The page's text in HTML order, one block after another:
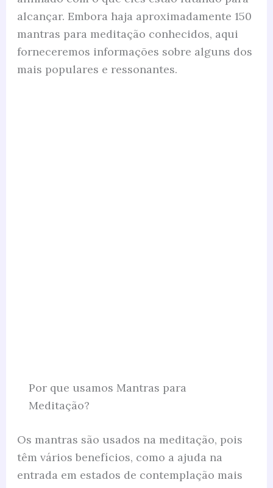
alcançar. Embora haja aproximadamente 150
mantras para meditação conhecidos, aqui
forneceremos informações sobre alguns dos
mais populares e ressonantes.
Por que usamos Mantras para
Meditação?
Os mantras são usados ​​na meditação, pois
têm vários benefícios, como a ajuda na
entrada em estados de contemplação mais